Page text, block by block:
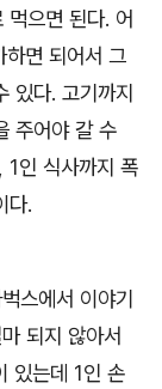
먹으면 된다. 어
면 되어서 그
있다. 고기까지
주어야 갈 수
1인 식사까지 폭
다.
스에서 이야기
되지 않아서
있는데 1인 손